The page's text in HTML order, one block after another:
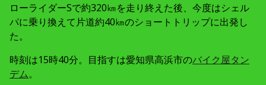
ローライダーSで約320㎞を走り終えた後、今度はシェル
パに乗り換えて片道約40㎞のショートトリップに出発し
た。
時刻は15時40分。目指すは愛知県高浜市のバイク屋タン
デム。